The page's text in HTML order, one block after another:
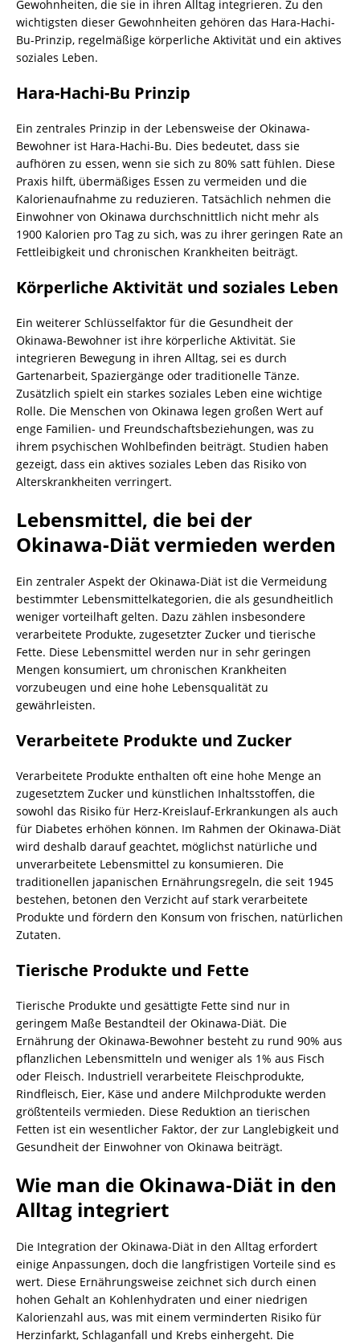
Gewohnheiten, die sie in ihren Alltag integrieren. Zu den
wichtigsten dieser Gewohnheiten gehören das Hara-Hachi-
Bu-Prinzip, regelmäßige körperliche Aktivität und ein aktives
soziales Leben.
Hara-Hachi-Bu Prinzip
Ein zentrales Prinzip in der Lebensweise der Okinawa-
Bewohner ist Hara-Hachi-Bu. Dies bedeutet, dass sie
aufhören zu essen, wenn sie sich zu 80% satt fühlen. Diese
Praxis hilft, übermäßiges Essen zu vermeiden und die
Kalorienaufnahme zu reduzieren. Tatsächlich nehmen die
Einwohner von Okinawa durchschnittlich nicht mehr als
1900 Kalorien pro Tag zu sich, was zu ihrer geringen Rate an
Fettleibigkeit und chronischen Krankheiten beiträgt.
Körperliche Aktivität und soziales Leben
Ein weiterer Schlüsselfaktor für die Gesundheit der
Okinawa-Bewohner ist ihre körperliche Aktivität. Sie
integrieren Bewegung in ihren Alltag, sei es durch
Gartenarbeit, Spaziergänge oder traditionelle Tänze.
Zusätzlich spielt ein starkes soziales Leben eine wichtige
Rolle. Die Menschen von Okinawa legen großen Wert auf
enge Familien- und Freundschaftsbeziehungen, was zu
ihrem psychischen Wohlbefinden beiträgt. Studien haben
gezeigt, dass ein aktives soziales Leben das Risiko von
Alterskrankheiten verringert.
Lebensmittel, die bei der
Okinawa-Diät vermieden werden
Ein zentraler Aspekt der Okinawa-Diät ist die Vermeidung
bestimmter Lebensmittelkategorien, die als gesundheitlich
weniger vorteilhaft gelten. Dazu zählen insbesondere
verarbeitete Produkte, zugesetzter Zucker und tierische
Fette. Diese Lebensmittel werden nur in sehr geringen
Mengen konsumiert, um chronischen Krankheiten
vorzubeugen und eine hohe Lebensqualität zu
gewährleisten.
Verarbeitete Produkte und Zucker
Verarbeitete Produkte enthalten oft eine hohe Menge an
zugesetztem Zucker und künstlichen Inhaltsstoffen, die
sowohl das Risiko für Herz-Kreislauf-Erkrankungen als auch
für Diabetes erhöhen können. Im Rahmen der Okinawa-Diät
wird deshalb darauf geachtet, möglichst natürliche und
unverarbeitete Lebensmittel zu konsumieren. Die
traditionellen japanischen Ernährungsregeln, die seit 1945
bestehen, betonen den Verzicht auf stark verarbeitete
Produkte und fördern den Konsum von frischen, natürlichen
Zutaten.
Tierische Produkte und Fette
Tierische Produkte und gesättigte Fette sind nur in
geringem Maße Bestandteil der Okinawa-Diät. Die
Ernährung der Okinawa-Bewohner besteht zu rund 90% aus
pflanzlichen Lebensmitteln und weniger als 1% aus Fisch
oder Fleisch. Industriell verarbeitete Fleischprodukte,
Rindfleisch, Eier, Käse und andere Milchprodukte werden
größtenteils vermieden. Diese Reduktion an tierischen
Fetten ist ein wesentlicher Faktor, der zur Langlebigkeit und
Gesundheit der Einwohner von Okinawa beiträgt.
Wie man die Okinawa-Diät in den
Alltag integriert
Die Integration der Okinawa-Diät in den Alltag erfordert
einige Anpassungen, doch die langfristigen Vorteile sind es
wert. Diese Ernährungsweise zeichnet sich durch einen
hohen Gehalt an Kohlenhydraten und einer niedrigen
Kalorienzahl aus, was mit einem verminderten Risiko für
Herzinfarkt, Schlaganfall und Krebs einhergeht. Die